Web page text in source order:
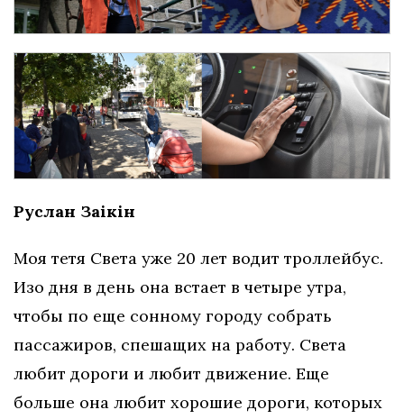
Руслан Заікін
Моя тетя Света уже 20 лет водит троллейбус.
Изо дня в день она встает в четыре утра,
чтобы по еще сонному городу собрать
пассажиров, спешащих на работу. Света
любит дороги и любит движение. Еще
больше она любит хорошие дороги, которых